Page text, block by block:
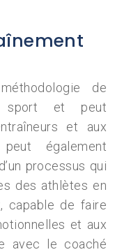
de
sport et peut
et aux
également
processus qui
des athlètes en
capable de faire
et aux
avec le coaché